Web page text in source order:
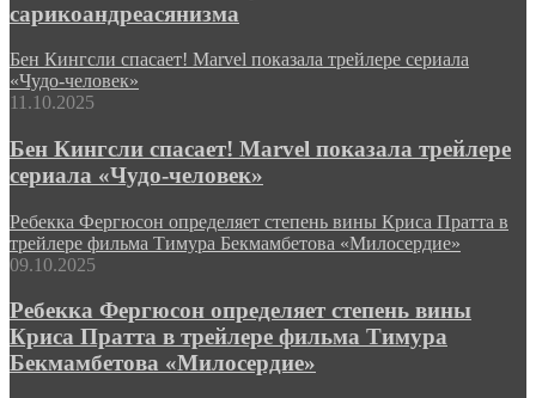
сарикоандреасянизма
Бен Кингсли спасает! Marvel показала трейлере сериала
«Чудо-человек»
11.10.2025
Бен Кингсли спасает! Marvel показала трейлере
сериала «Чудо-человек»
Ребекка Фергюсон определяет степень вины Криса Пратта в
трейлере фильма Тимура Бекмамбетова «Милосердие»
09.10.2025
Ребекка Фергюсон определяет степень вины
Криса Пратта в трейлере фильма Тимура
Бекмамбетова «Милосердие»